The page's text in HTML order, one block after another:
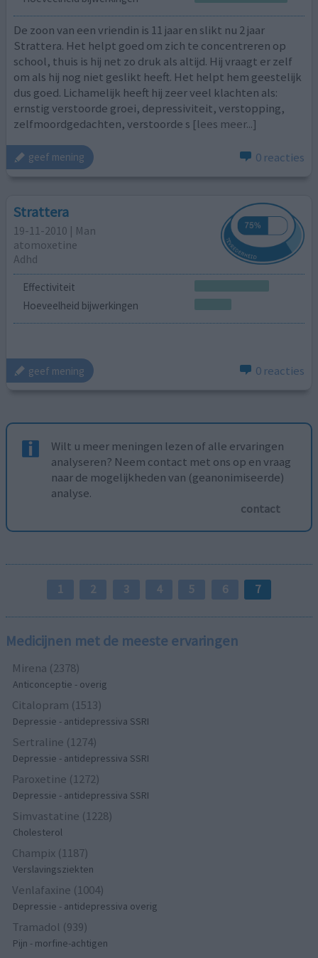
De zoon van een vriendin is 11 jaar en slikt nu 2 jaar
Strattera. Het helpt goed om zich te concentreren op
school, thuis is hij net zo druk als altijd. Hij vraagt er zelf
om als hij nog niet geslikt heeft. Het helpt hem geestelijk
dus goed. Lichamelijk heeft hij zeer veel klachten als:
ernstig verstoorde groei, depressiviteit, verstopping,
zelfmoordgedachten, verstoorde s [lees meer...]
geef mening 0 reacties
Strattera
19-11-2010 | Man
atomoxetine
Adhd
Effectiviteit
Hoeveelheid bijwerkingen
geef mening 0 reacties
Wilt u meer meningen lezen of alle ervaringen
analyseren? Neem contact met ons op en vraag
naar de mogelijkheden van (geanonimiseerde)
analyse.
contact
1 2 3 4 5 6 7
Medicijnen met de meeste ervaringen
Mirena (2378)
Anticonceptie - overig
Citalopram (1513)
Depressie - antidepressiva SSRI
Sertraline (1274)
Depressie - antidepressiva SSRI
Paroxetine (1272)
Depressie - antidepressiva SSRI
Simvastatine (1228)
Cholesterol
Champix (1187)
Verslavingsziekten
Venlafaxine (1004)
Depressie - antidepressiva overig
Tramadol (939)
Pijn - morfine-achtigen